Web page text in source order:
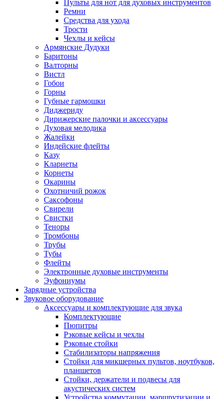
Пульты для нот для духовых инструментов
Ремни
Средства для ухода
Трости
Чехлы и кейсы
Армянские Дудуки
Баритоны
Валторны
Вистл
Гобои
Горны
Губные гармошки
Диджериду
Дирижерские палочки и аксессуары
Духовая мелодика
Жалейки
Индейские флейты
Казу
Кларнеты
Корнеты
Окарины
Охотничий рожок
Саксофоны
Свирели
Свистки
Теноры
Тромбоны
Трубы
Тубы
Флейты
Электронные духовые инструменты
Эуфониумы
Зарядные устройства
Звуковое оборудование
Аксессуары и комплектующие для звука
Комплектующие
Пюпитры
Рэковые кейсы и чехлы
Рэковые стойки
Стабилизаторы напряжения
Стойки для микшерных пультов, ноутбуков,
планшетов
Стойки, держатели и подвесы для
акустических систем
Устройства коммутации, маршрутизации и